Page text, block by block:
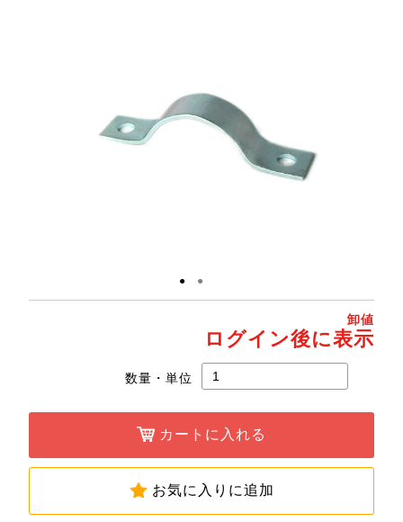
● ●
卸値
ログイン後に表示
数量・単位
カートに入れる
お気に入りに追加